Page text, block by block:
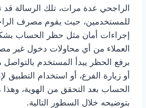
الراجحي عدة مرات، تلك الرسالة
للمستخدمين، حيث يقوم مصرف
إجراءات أمان مثل حظر الحساب
العملاء من أي محاولات دخول غير
برفع الحظر يبدأ المستخدم بالتواصل
أو زيارة الفرع، أو استخدام التطبيق
الحساب بعد التحقق من الهوية،
بتوضيحه خلال السطور التالية.